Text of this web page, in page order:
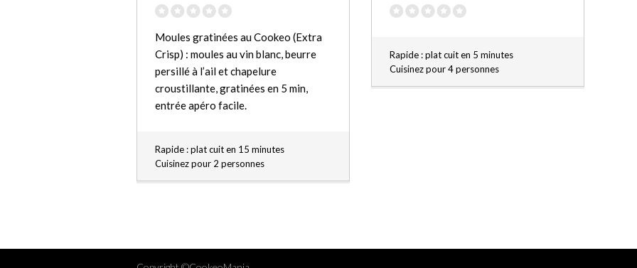
Moules gratinées au Cookeo (Extra
Crisp) : moules au vin blanc, beurre
persillé à l’ail et chapelure
croustillante, gratinées en 5 min,
entrée apéro facile.
Rapide : plat cuit en 15 minutes
Cuisinez pour 2 personnes
Rapide : plat cuit en 5 minutes
Cuisinez pour 4 personnes